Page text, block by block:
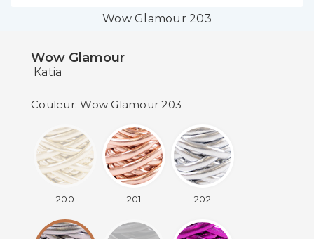
Wow Glamour 203
Wow Glamour
Katia
Couleur: Wow Glamour 203
200 201 202